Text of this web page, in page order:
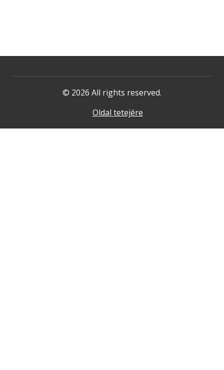
© 2026 All rights reserved.
Oldal tetejére